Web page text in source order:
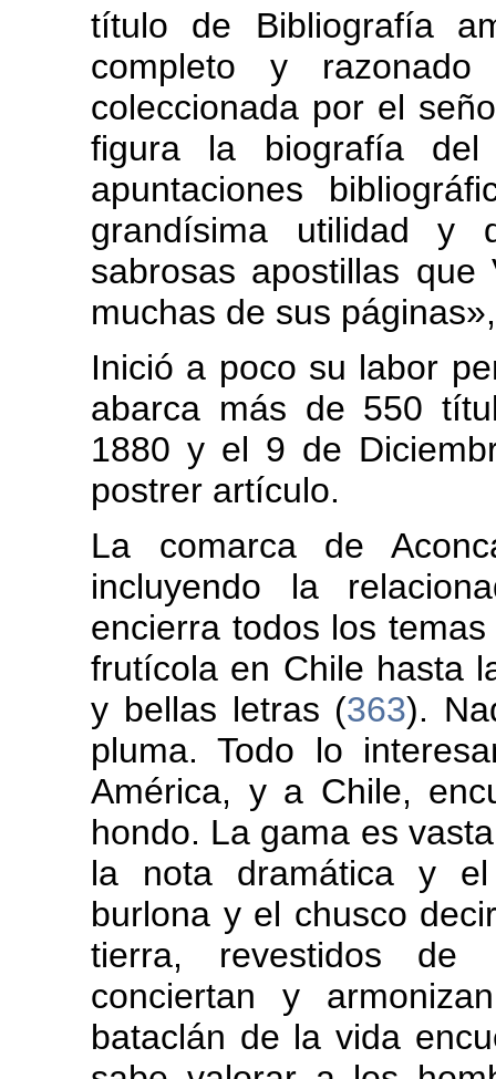
título de Bibliografía
completo y
coleccionada por el
figura la biografía del
apuntaciones
grandísima utilidad y
sabrosas apostillas que
muchas de sus
Inició a poco su labor
abarca más de 550
1880 y el 9 de
postrer artículo.
La comarca de
incluyendo la
encierra todos los
frutícola en Chile hasta
y bellas letras (363).
pluma. Todo lo
América, y a Chile,
hondo. La gama es
la nota dramática y
burlona y el chusco
tierra, revestidos de
conciertan y
bataclán de la vida